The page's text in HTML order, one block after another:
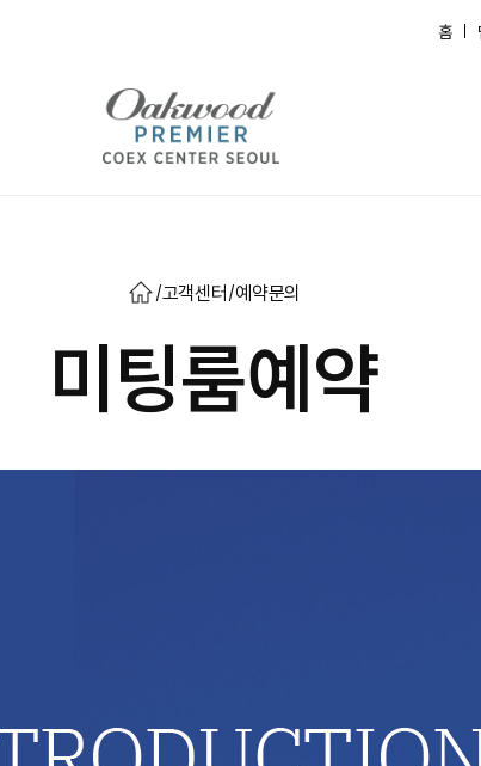
홈
/고객센터 /예약문의
미팅룸예약